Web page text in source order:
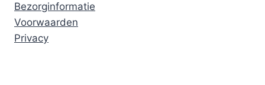
Bezorginformatie
Voorwaarden
Privacy